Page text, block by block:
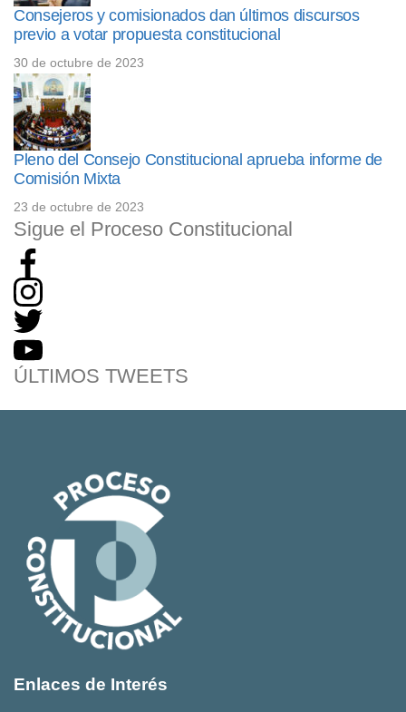
Consejeros y comisionados dan últimos discursos
previo a votar propuesta constitucional
30 de octubre de 2023
Pleno del Consejo Constitucional aprueba informe de
Comisión Mixta
23 de octubre de 2023
Sigue el Proceso Constitucional
ÚLTIMOS TWEETS
Enlaces de Interés